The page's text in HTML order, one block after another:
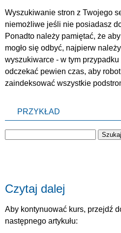
Wyszukiwanie stron z Twojego
niemożliwe jeśli nie posiadasz
Ponadto należy pamiętać, że
mogło się odbyć, najpierw należy
wyszukiwarce - w tym przypadku
odczekać pewien czas, aby
zaindeksować wszystkie
PRZYKŁAD
Czytaj dalej
Aby kontynuować kurs, przejdź
następnego artykułu: